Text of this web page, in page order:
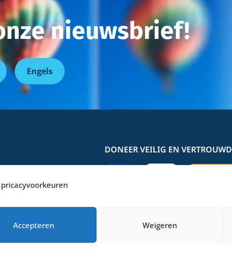
pricacyvoorkeuren
Accepteren Weigeren
nieuwsbrief!
Engels
DONEER VEILIG EN VERTROUWD